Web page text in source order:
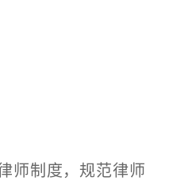
制度，规范律师